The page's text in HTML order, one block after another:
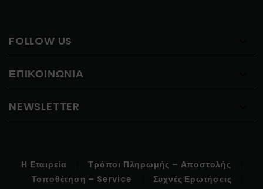
FOLLOW US
ΕΠΙΚΟΙΝΩΝΊΑ
NEWSLETTER
Η Εταιρεία
Τρόποι Πληρωμής – Αποστολής
Τοποθέτηση – Service
Συχνές Ερωτήσεις